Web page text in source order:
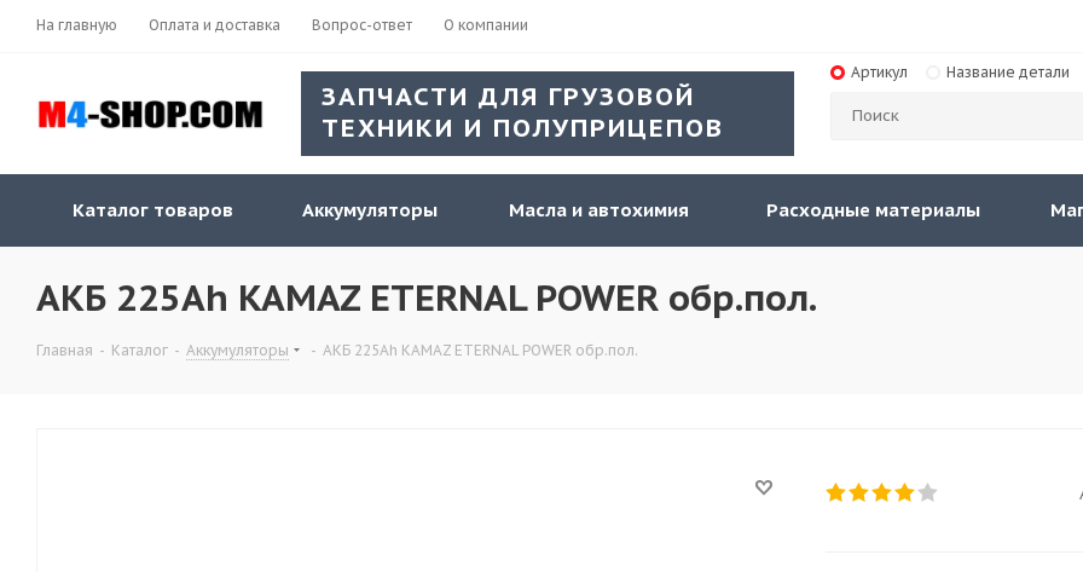
На главную Оплата и доставка Вопрос-ответ О компании
ЗАПЧАСТИ ДЛЯ ГРУЗОВОЙ
ТЕХНИКИ И ПОЛУПРИЦЕПОВ
Артикул Название детали
Каталог товаров Аккумуляторы Масла и автохимия Расходные материалы
АКБ 225Ah KAMAZ ETERNAL POWER обр.пол.
Главная - Каталог - Аккумуляторы - АКБ 225Ah KAMAZ ETERNAL POWER обр.пол.